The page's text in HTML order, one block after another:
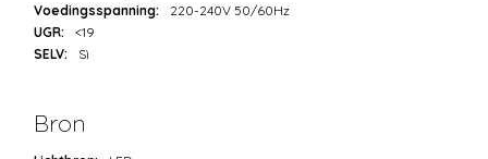
Voedingsspanning:
220-240V 50/60Hz
UGR:
<19
SELV:
Sì
Bron